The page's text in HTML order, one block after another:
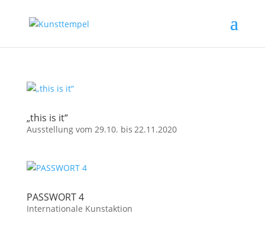
„this is it“
Ausstellung vom 29.10. bis 22.11.2020
PASSWORT 4
Internationale Kunstaktion